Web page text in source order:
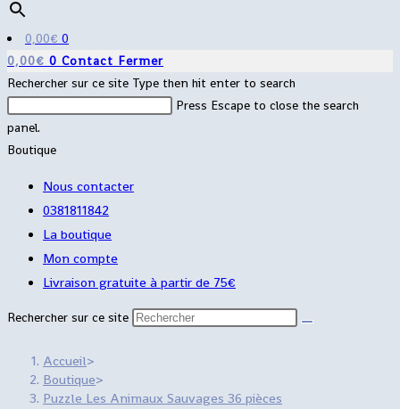
0,00€ 0
0,00€ 0 Contact Fermer
Rechercher sur ce site Type then hit enter to search
Press Escape to close the search
panel.
Boutique
Nous contacter
0381811842
La boutique
Mon compte
Livraison gratuite à partir de 75€
Rechercher sur ce site
Accueil>
Boutique>
Puzzle Les Animaux Sauvages 36 pièces